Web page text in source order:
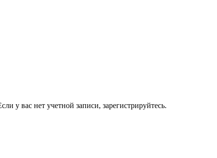
у вас нет учетной записи, зарегистрируйтесь.